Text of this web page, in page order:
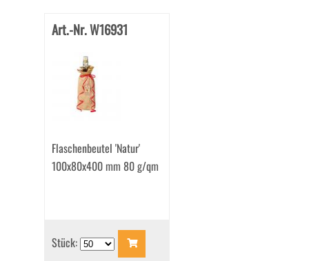
Art.-Nr. W16931
Flaschenbeutel 'Natur'
100x80x400 mm 80 g/qm
Stück: